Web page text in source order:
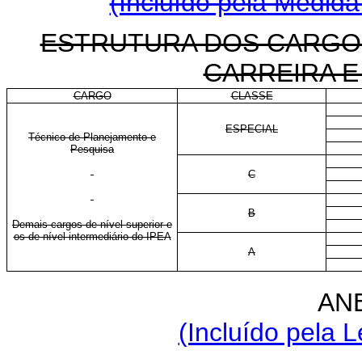
ESTRUTURA DOS
CARREIRA
CARGO CLASSE
Técnico de Planejamento e
Pesquisa
Demais cargos de nível superior e
os de nível intermediário do IPEA
ESPECIAL
C
B
A
(Incluído pela